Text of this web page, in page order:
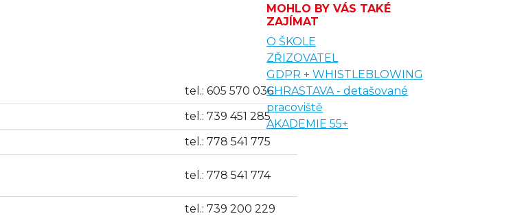
tel.: 605 570 036
tel.: 739 451 285
tel.: 778 541 775
tel.: 778 541 774
tel.: 739 200 229
MOHLO BY VÁS TAKÉ
ZAJÍMAT
O ŠKOLE
ZŘIZOVATEL
GDPR + WHISTLEBLOWING
CHRASTAVA - detašované
pracoviště
AKADEMIE 55+